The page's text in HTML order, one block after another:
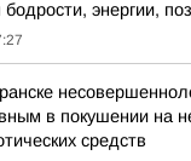
энергии,
в покушении на
средств